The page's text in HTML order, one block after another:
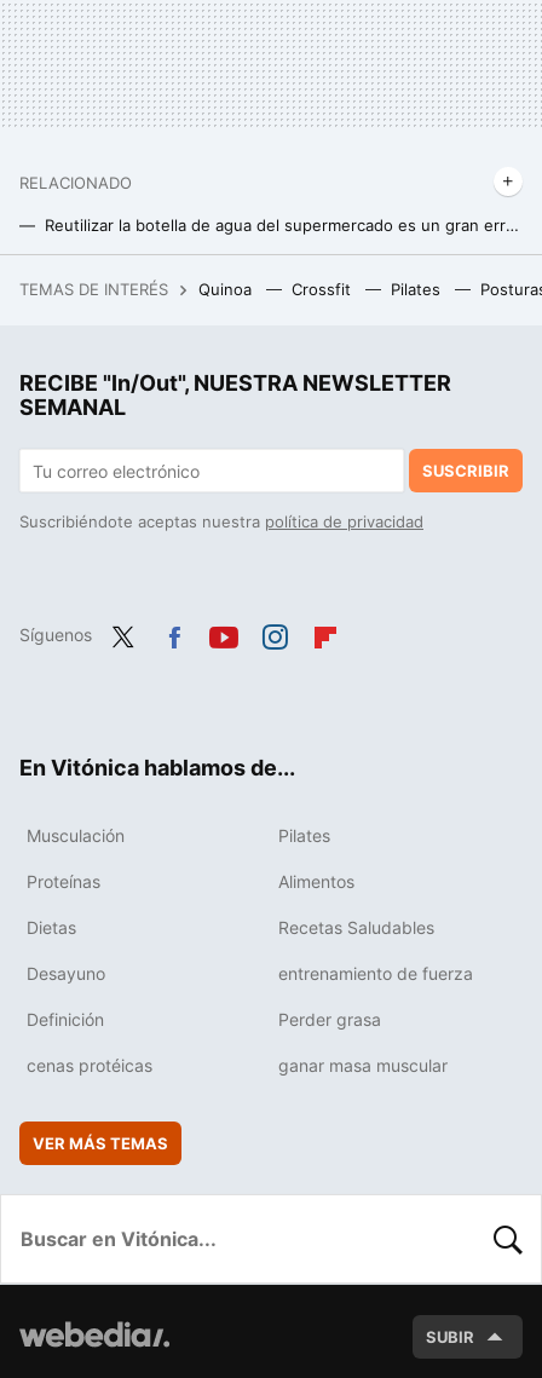
RELACIONADO
Reutilizar la botella de agua del supermercado es un gran error: una experta nos alerta de lo que puede ocurrir
TEMAS DE INTERÉS Quinoa Crossfit Pilates
RECIBE "In/Out", NUESTRA NEWSLETTER
SEMANAL
SUSCRIBIR
Suscribiéndote aceptas nuestra política de privacidad
Síguenos
En Vitónica hablamos de...
Musculación Pilates
Proteínas Alimentos
Dietas Recetas Saludables
Desayuno entrenamiento de fuerza
Definición Perder grasa
cenas protéicas ganar masa muscular
VER MÁS TEMAS
SUBIR